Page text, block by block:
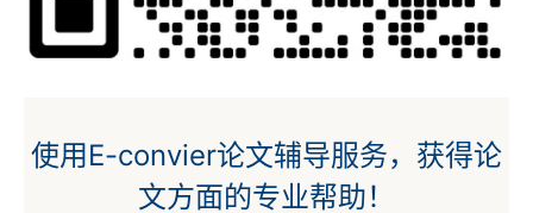
使用E-convier论文辅导服务，获得论
文方面的专业帮助！